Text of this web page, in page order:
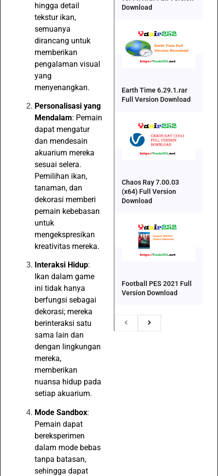
hingga detail
tekstur ikan,
semuanya
dirancang untuk
memberikan
pengalaman visual
yang
menyenangkan.
Personalisasi yang
Mendalam: Pemain
dapat mengatur
dan mendesain
akuarium mereka
sesuai selera.
Pemilihan ikan,
tanaman, dan
dekorasi memberi
pemain kebebasan
untuk
mengekspresikan
kreativitas mereka.
Interaksi Hidup:
Ikan dalam game
ini tidak hanya
berfungsi sebagai
dekorasi; mereka
berinteraksi satu
sama lain dan
dengan lingkungan
mereka,
memberikan
nuansa hidup pada
setiap akuarium.
Mode Sandbox:
Pemain dapat
bereksperimen
dalam mode bebas
tanpa batasan,
sehingga dapat
Download
Earth Time 6.29.1.rar
Full Version Download
Chaos Ray 7.00.03
(x64) Full Version
Download
Football PES 2021 Full
Version Download